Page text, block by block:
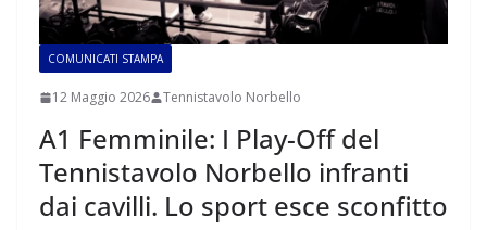
COMUNICATI STAMPA
12 Maggio 2026 Tennistavolo Norbello
A1 Femminile: I Play-Off del
Tennistavolo Norbello infranti
dai cavilli. Lo sport esce sconfitto